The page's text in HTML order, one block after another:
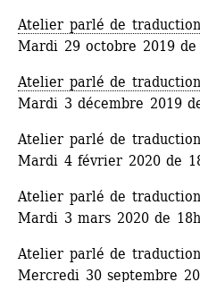
Atelier parlé de
Mardi 29 octobre 2019
Atelier parlé de
Mardi 3 décembre 2019
Atelier parlé de
Mardi 4 février 2020 de
Atelier parlé de
Mardi 3 mars 2020 de
Atelier parlé de
Mercredi 30 septembre